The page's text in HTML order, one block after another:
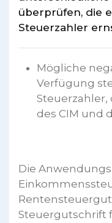
überprüfen, die
Steuerzahler
Mögliche
Verfügung
Steuerzahler,
des CIM und
Die
Steuergutschrift